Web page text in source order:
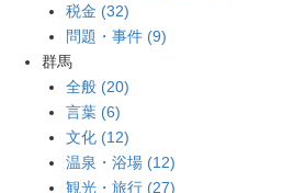
税金 (32)
問題・事件 (9)
群馬
全般 (20)
言葉 (6)
文化 (12)
温泉・浴場 (12)
観光・旅行 (27)